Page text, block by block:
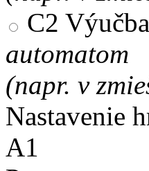
C2
automatom
(napr. v
Nastavenie
A1